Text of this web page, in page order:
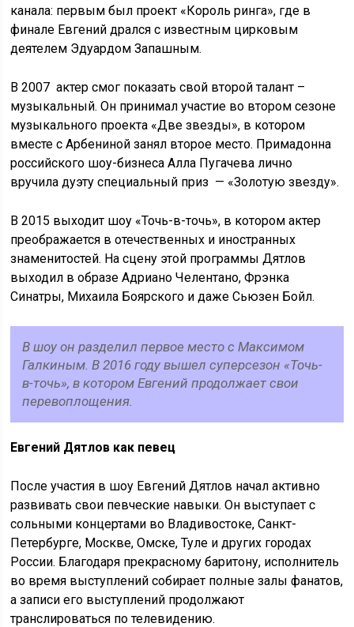
канала: первым был проект «Король ринга», где в
финале Евгений дрался с известным цирковым
деятелем Эдуардом Запашным.
В 2007 актер смог показать свой второй талант –
музыкальный. Он принимал участие во втором сезоне
музыкального проекта «Две звезды», в котором
вместе с Арбениной занял второе место. Примадонна
российского шоу-бизнеса Алла Пугачева лично
вручила дуэту специальный приз — «Золотую звезду».
В 2015 выходит шоу «Точь-в-точь», в котором актер
преображается в отечественных и иностранных
знаменитостей. На сцену этой программы Дятлов
выходил в образе Адриано Челентано, Фрэнка
Синатры, Михаила Боярского и даже Сьюзен Бойл.
В шоу он разделил первое место с Максимом
Галкиным. В 2016 году вышел суперсезон «Точь-
в-точь», в котором Евгений продолжает свои
перевоплощения.
Евгений Дятлов как певец
После участия в шоу Евгений Дятлов начал активно
развивать свои певческие навыки. Он выступает с
сольными концертами во Владивостоке, Санкт-
Петербурге, Москве, Омске, Туле и других городах
России. Благодаря прекрасному баритону, исполнитель
во время выступлений собирает полные залы фанатов,
а записи его выступлений продолжают
транслироваться по телевидению.